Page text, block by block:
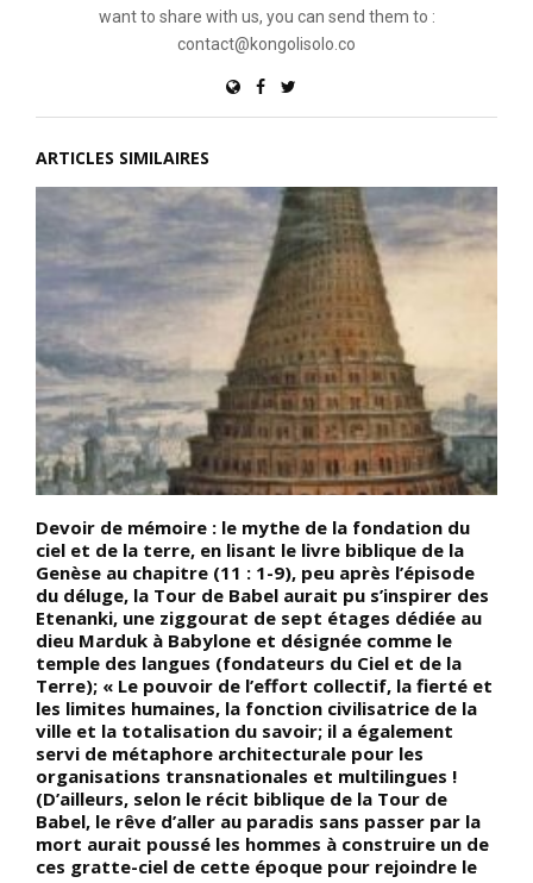
want to share with us, you can send them to :
contact@kongolisolo.co
ARTICLES SIMILAIRES
Devoir de mémoire : le mythe de la fondation du
ciel et de la terre, en lisant le livre biblique de la
Genèse au chapitre (11 : 1-9), peu après l’épisode
du déluge, la Tour de Babel aurait pu s’inspirer des
Etenanki, une ziggourat de sept étages dédiée au
dieu Marduk à Babylone et désignée comme le
temple des langues (fondateurs du Ciel et de la
Terre); « Le pouvoir de l’effort collectif, la fierté et
les limites humaines, la fonction civilisatrice de la
ville et la totalisation du savoir; il a également
servi de métaphore architecturale pour les
organisations transnationales et multilingues !
(D’ailleurs, selon le récit biblique de la Tour de
Babel, le rêve d’aller au paradis sans passer par la
mort aurait poussé les hommes à construire un de
ces gratte-ciel de cette époque pour rejoindre le